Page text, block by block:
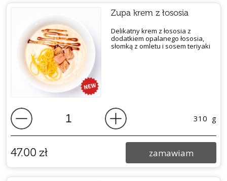
Zupa krem z łososia
Delikatny krem z łososia z
dodatkiem opalanego łososia,
słomką z omletu i sosem teriyaki
310 g
47.00 zł zamawiam